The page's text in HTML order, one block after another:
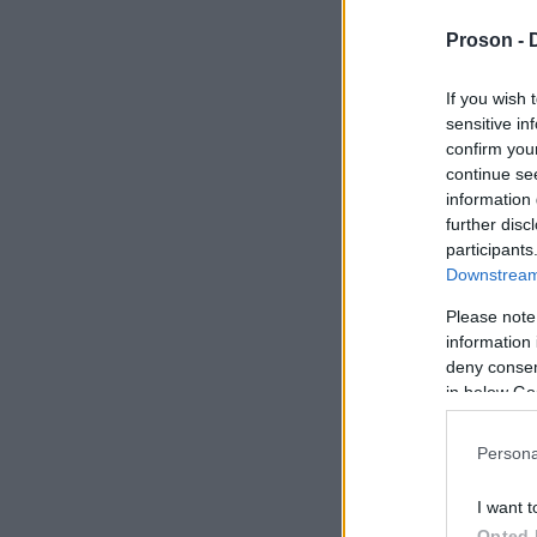
Proson -
If you wish
sensitive
confirm
continue
information
further
Please
information
deny
in below
I want
07